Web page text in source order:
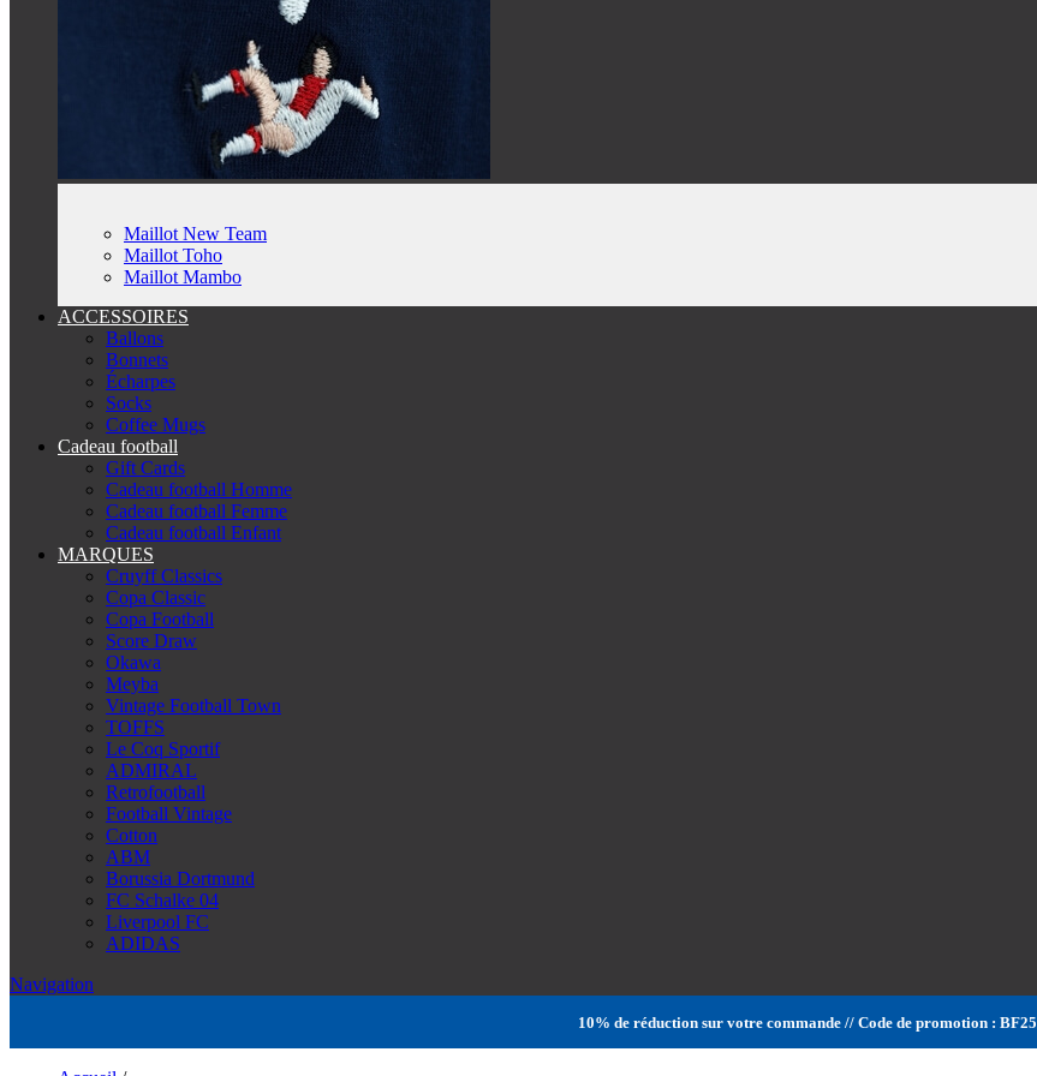
Maillot New Team
Maillot Toho
Maillot Mambo
ACCESSOIRES
Ballons
Bonnets
Écharpes
Socks
Coffee Mugs
Cadeau football
Gift Cards
Cadeau football Homme
Cadeau football Femme
Cadeau football Enfant
MARQUES
Cruyff Classics
Copa Classic
Copa Football
Score Draw
Okawa
Meyba
Vintage Football Town
TOFFS
Le Coq Sportif
ADMIRAL
Retrofootball
Football Vintage
Cotton
ABM
Borussia Dortmund
FC Schalke 04
Liverpool FC
ADIDAS
Navigation
10% de réduction sur votre commande // Code de promotion : BF25